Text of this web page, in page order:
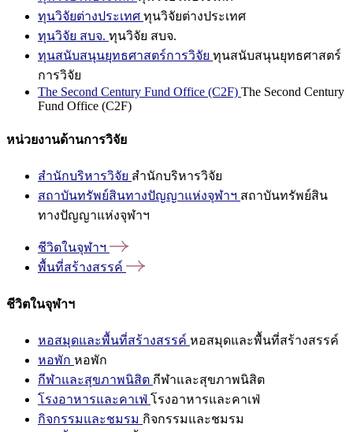
ทุนวิจัยต่างประเทศ ทุนวิจัยต่างประเทศ
ทุนวิจัย สบจ. ทุนวิจัย สบจ.
ทุนสนับสนุนยุทธศาสตร์การวิจัย ทุนสนับสนุนยุทธศาสตร์
การวิจัย
The Second Century Fund Office (C2F) The Second Century
Fund Office (C2F)
หน่วยงานด้านการวิจัย
สำนักบริหารวิจัย สำนักบริหารวิจัย
สถาบันทรัพย์สินทางปัญญาแห่งจุฬาฯ สถาบันทรัพย์สิน
ทางปัญญาแห่งจุฬาฯ
ชีวิตในจุฬาฯ
พื้นที่สร้างสรรค์
ชีวิตในจุฬาฯ
หอสมุดและพื้นที่สร้างสรรค์ หอสมุดและพื้นที่สร้างสรรค์
หอพัก หอพัก
กีฬาและสุขภาพนิสิต กีฬาและสุขภาพนิสิต
โรงอาหารและคาเฟ่ โรงอาหารและคาเฟ่
กิจกรรมและชมรม กิจกรรมและชมรม